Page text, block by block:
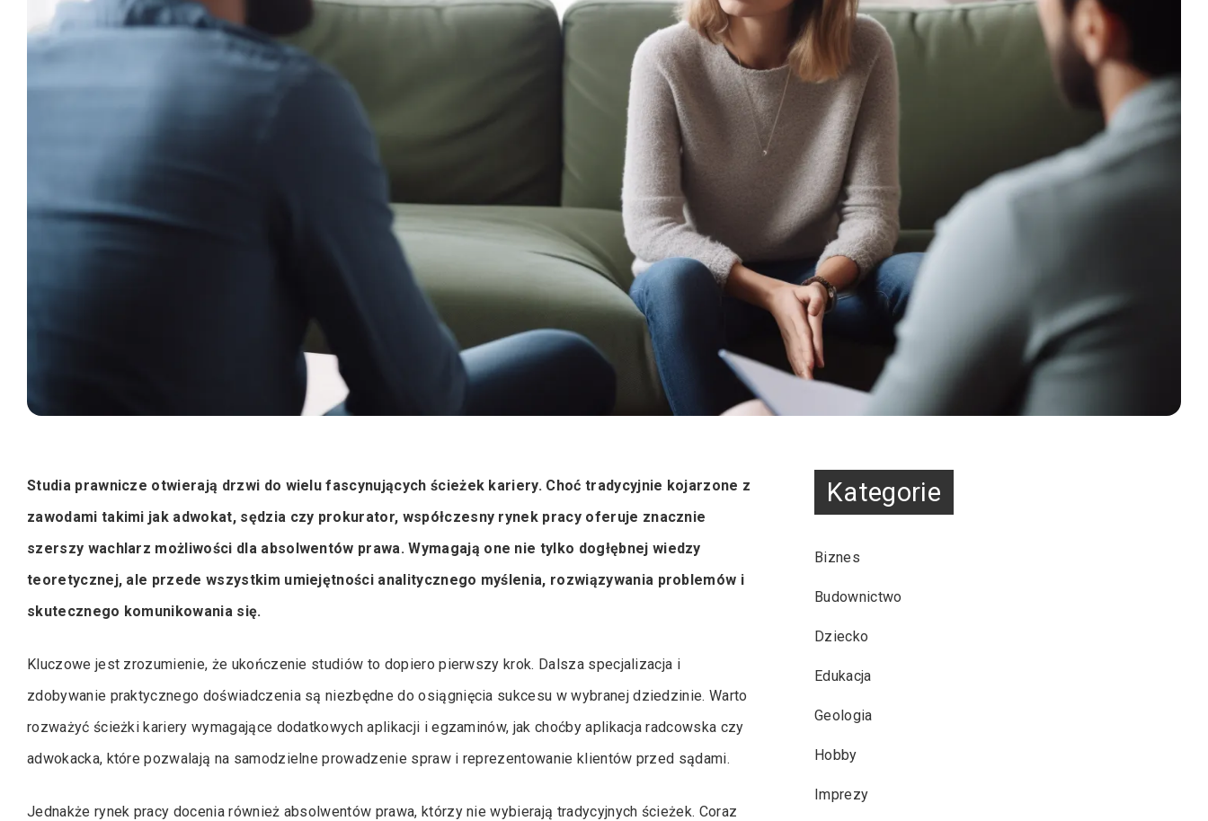
Studia prawnicze otwierają drzwi do wielu fascynujących ścieżek kariery. Choć tradycyjnie kojarzone z
zawodami takimi jak adwokat, sędzia czy prokurator, współczesny rynek pracy oferuje znacznie
szerszy wachlarz możliwości dla absolwentów prawa. Wymagają one nie tylko dogłębnej wiedzy
teoretycznej, ale przede wszystkim umiejętności analitycznego myślenia, rozwiązywania problemów i
skutecznego komunikowania się.
Kluczowe jest zrozumienie, że ukończenie studiów to dopiero pierwszy krok. Dalsza specjalizacja i
zdobywanie praktycznego doświadczenia są niezbędne do osiągnięcia sukcesu w wybranej dziedzinie. Warto
rozważyć ścieżki kariery wymagające dodatkowych aplikacji i egzaminów, jak choćby aplikacja radcowska czy
adwokacka, które pozwalają na samodzielne prowadzenie spraw i reprezentowanie klientów przed sądami.
Jednakże rynek pracy docenia również absolwentów prawa, którzy nie wybierają tradycyjnych ścieżek. Coraz
Kategorie
Biznes
Budownictwo
Dziecko
Edukacja
Geologia
Hobby
Imprezy